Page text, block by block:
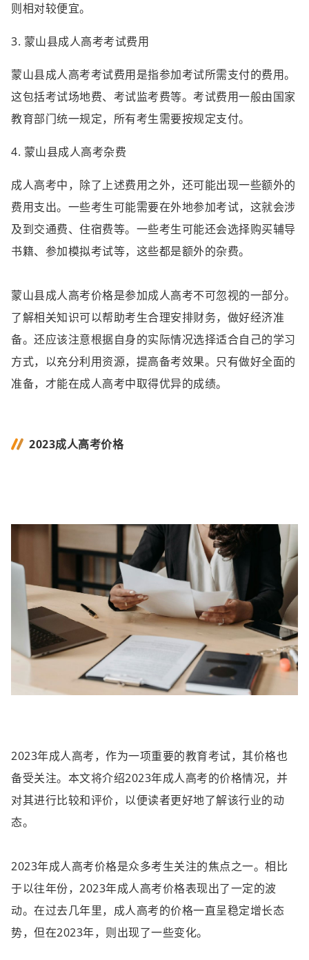
则相对较便宜。
3. 蒙山县成人高考考试费用
蒙山县成人高考考试费用是指参加考试所需支付的费用。
这包括考试场地费、考试监考费等。考试费用一般由国家
教育部门统一规定，所有考生需要按规定支付。
4. 蒙山县成人高考杂费
成人高考中，除了上述费用之外，还可能出现一些额外的
费用支出。一些考生可能需要在外地参加考试，这就会涉
及到交通费、住宿费等。一些考生可能还会选择购买辅导
书籍、参加模拟考试等，这些都是额外的杂费。
蒙山县成人高考价格是参加成人高考不可忽视的一部分。
了解相关知识可以帮助考生合理安排财务，做好经济准
备。还应该注意根据自身的实际情况选择适合自己的学习
方式，以充分利用资源，提高备考效果。只有做好全面的
准备，才能在成人高考中取得优异的成绩。
2023成人高考价格
2023年成人高考，作为一项重要的教育考试，其价格也
备受关注。本文将介绍2023年成人高考的价格情况，并
对其进行比较和评价，以便读者更好地了解该行业的动
态。
2023年成人高考价格是众多考生关注的焦点之一。相比
于以往年份，2023年成人高考价格表现出了一定的波
动。在过去几年里，成人高考的价格一直呈稳定增长态
势，但在2023年，则出现了一些变化。